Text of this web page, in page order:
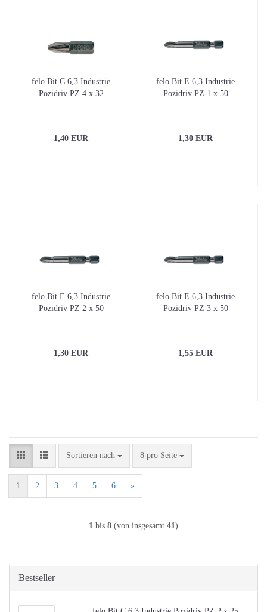
felo Bit C 6,3 Industrie
Pozidriv PZ 4 x 32
1,40 EUR
felo Bit E 6,3 Industrie
Pozidriv PZ 1 x 50
1,30 EUR
felo Bit E 6,3 Industrie
Pozidriv PZ 2 x 50
1,30 EUR
felo Bit E 6,3 Industrie
Pozidriv PZ 3 x 50
1,55 EUR
Sortieren nach
Sortieren nach 8 pro Seite
pro Seite
1 2 3 4 5 6 »
1 bis 8 (von insgesamt 41)
Bestseller